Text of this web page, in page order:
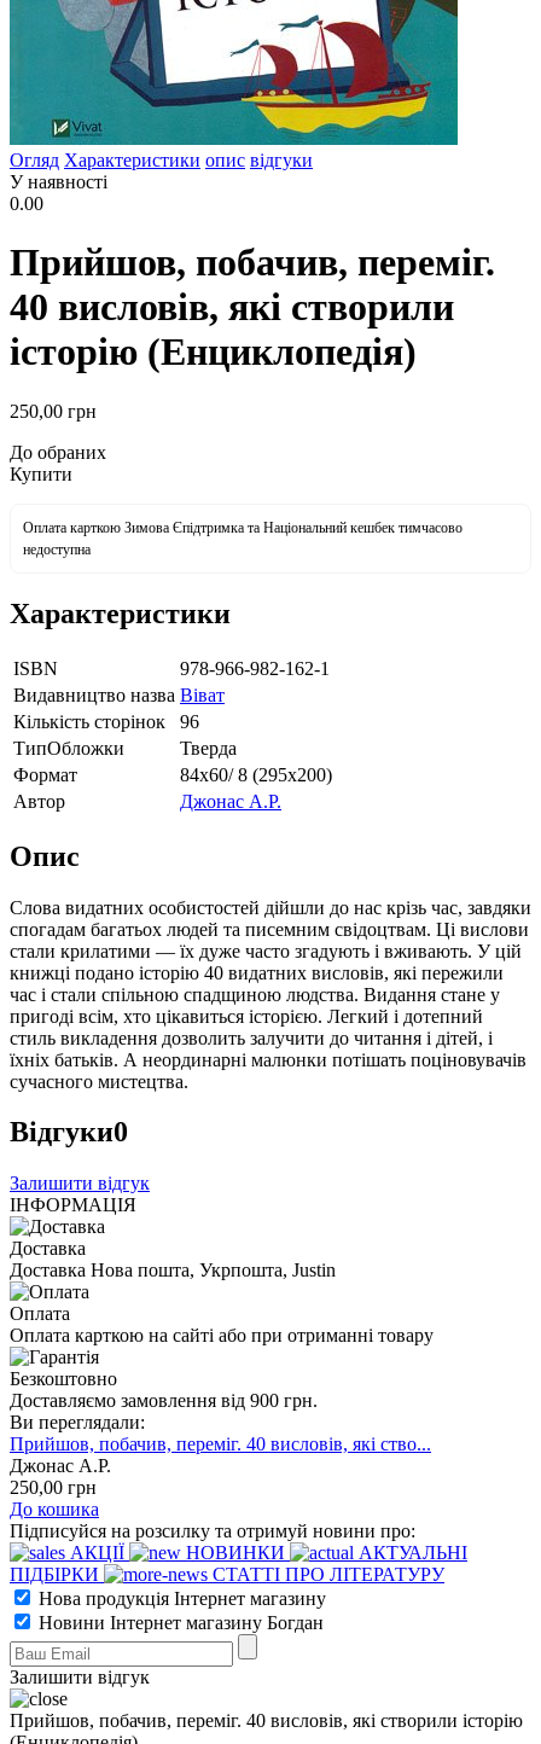
Огляд Характеристики опис відгуки
У наявності
0.00
Прийшов, побачив, переміг.
40 висловів, які створили
історію (Енциклопедія)
250,00 грн
До обраних
Купити
Оплата карткою Зимова Єпідтримка та Національний кешбек тимчасово
недоступна
Характеристики
ISBN
978-966-982-162-1
Видавництво назва Віват
Кількість сторінок
96
ТипОбложки
Тверда
Формат
84х60/ 8 (295х200)
Автор
Джонас А.Р.
Опис
Слова видатних особистостей дійшли до нас крізь час, завдяки
спогадам багатьох людей та писемним свідоцтвам. Ці вислови
стали крилатими — їх дуже часто згадують і вживають. У цій
книжці подано історію 40 видатних висловів, які пережили
час і стали спільною спадщиною людства. Видання стане у
пригоді всім, хто цікавиться історією. Легкий і дотепний
стиль викладення дозволить залучити до читання і дітей, і
їхніх батьків. А неординарні малюнки потішать поціновувачів
сучасного мистецтва.
Відгуки0
Залишити відгук
ІНФОРМАЦІЯ
Доставка
Доставка Нова пошта, Укрпошта, Justin
Оплата
Оплата карткою на сайті або при отриманні товару
Безкоштовно
Доставляємо замовлення від 900 грн.
Ви переглядали:
Прийшов, побачив, переміг. 40 висловів, які ство...
Джонас А.Р.
250,00 грн
До кошика
Підписуйся на розсилку та отримуй новини про:
АКЦІЇ
НОВИНКИ
АКТУАЛЬНІ
ПІДБІРКИ
СТАТТІ ПРО ЛІТЕРАТУРУ
Нова продукція Інтернет магазину
Новини Інтернет магазину Богдан
Залишити відгук
Прийшов, побачив, переміг. 40 висловів, які створили історію